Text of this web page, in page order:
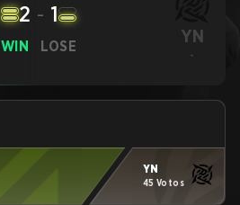
WIN
2 - 1
LOSE YN
-
YN
45 Votos